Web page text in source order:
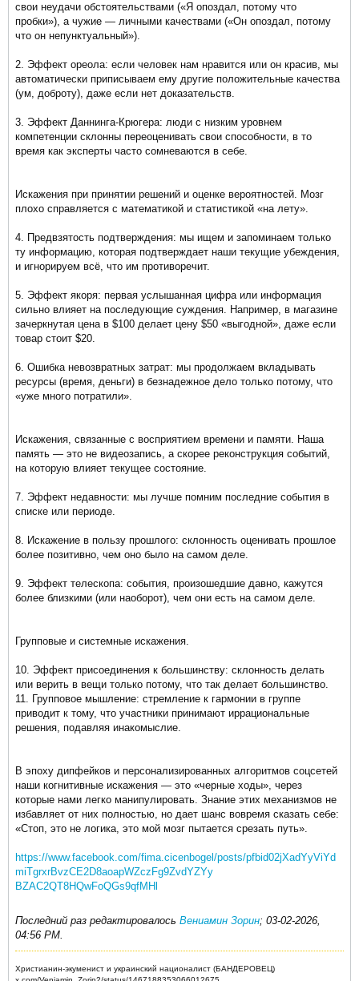
свои неудачи обстоятельствами («Я опоздал, потому что
пробки»), а чужие — личными качествами («Он опоздал, потому
что он непунктуальный»).
2. Эффект ореола: если человек нам нравится или он красив, мы
автоматически приписываем ему другие положительные качества
(ум, доброту), даже если нет доказательств.
3. Эффект Даннинга-Крюгера: люди с низким уровнем
компетенции склонны переоценивать свои способности, в то
время как эксперты часто сомневаются в себе.
Искажения при принятии решений и оценке вероятностей. Мозг
плохо справляется с математикой и статистикой «на лету».
4. Предвзятость подтверждения: мы ищем и запоминаем только
ту информацию, которая подтверждает наши текущие убеждения,
и игнорируем всё, что им противоречит.
5. Эффект якоря: первая услышанная цифра или информация
сильно влияет на последующие суждения. Например, в магазине
зачеркнутая цена в $100 делает цену $50 «выгодной», даже если
товар стоит $20.
6. Ошибка невозвратных затрат: мы продолжаем вкладывать
ресурсы (время, деньги) в безнадежное дело только потому, что
«уже много потратили».
Искажения, связанные с восприятием времени и памяти. Наша
память — это не видеозапись, а скорее реконструкция событий,
на которую влияет текущее состояние.
7. Эффект недавности: мы лучше помним последние события в
списке или периоде.
8. Искажение в пользу прошлого: склонность оценивать прошлое
более позитивно, чем оно было на самом деле.
9. Эффект телескопа: события, произошедшие давно, кажутся
более близкими (или наоборот), чем они есть на самом деле.
Групповые и системные искажения.
10. Эффект присоединения к большинству: склонность делать
или верить в вещи только потому, что так делает большинство.
11. Групповое мышление: стремление к гармонии в группе
приводит к тому, что участники принимают иррациональные
решения, подавляя инакомыслие.
В эпоху дипфейков и персонализированных алгоритмов соцсетей
наши когнитивные искажения — это «черные ходы», через
которые нами легко манипулировать. Знание этих механизмов не
избавляет от них полностью, но дает шанс вовремя сказать себе:
«Стоп, это не логика, это мой мозг пытается срезать путь».
https://www.facebook.com/fima.cicenbogel/posts/pfbid02jXadYyViYd
miTgrxrBvzCE2D8aoapWZczFg9ZvdYZYy
BZAC2QT8HQwFoQGs9qfMHl
Последний раз редактировалось Вениамин Зорин; 03-02-2026,
04:56 PM.
Христианин-экуменист и украинский националист (БАНДЕРОВЕЦ)